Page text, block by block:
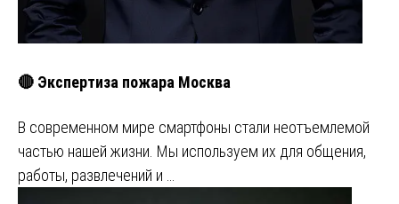
🔴 Экспертиза пожара Москва
В современном мире смартфоны стали неотъемлемой
частью нашей жизни. Мы используем их для общения,
работы, развлечений и …